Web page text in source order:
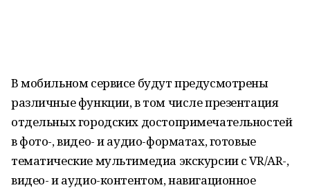
В мобильном сервисе будут предусмотрены
различные функции, в том числе презентация
отдельных городских достопримечательностей
в фото-, видео- и аудио-форматах, готовые
тематические мультимедиа экскурсии с VR/AR-,
видео- и аудио-контентом, навигационное